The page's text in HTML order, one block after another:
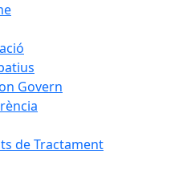
Govern
de Tractament